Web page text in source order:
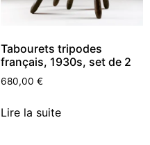
Tabourets tripodes
français, 1930s, set de 2
680,00 €
Lire la suite